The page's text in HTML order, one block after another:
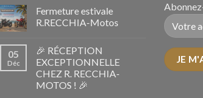
Fermeture estivale
R.RECCHIA-Motos
05
Déc
🎉 RÉCEPTION
EXCEPTIONNELLE
CHEZ R. RECCHIA-
MOTOS ! 🎉